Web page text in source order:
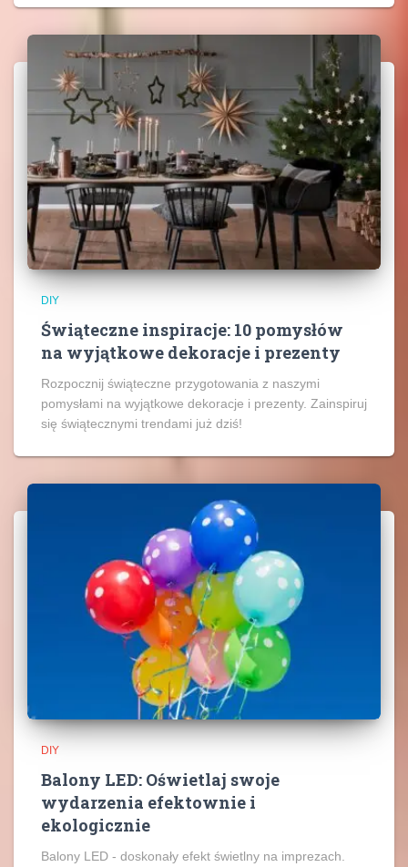
DIY
Świąteczne inspiracje: 10 pomysłów
na wyjątkowe dekoracje i prezenty
Rozpocznij świąteczne przygotowania z naszymi
pomysłami na wyjątkowe dekoracje i prezenty. Zainspiruj
się świątecznymi trendami już dziś!
DIY
Balony LED: Oświetlaj swoje
wydarzenia efektownie i
ekologicznie
Balony LED - doskonały efekt świetlny na imprezach.